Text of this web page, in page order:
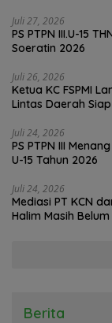
Juli 27, 2026
PS PTPN III.U-15
Soeratin 2026
Juli 26, 2026
Ketua KC FSPMI
Lintas Daerah
Juli 24, 2026
PS PTPN III
U-15 Tahun 2026
Juli 24, 2026
Mediasi PT KCN
Berita